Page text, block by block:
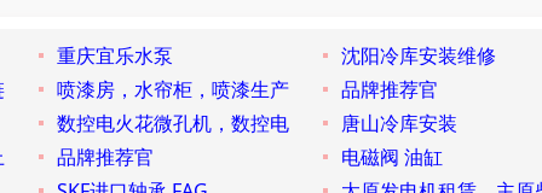
重庆宜乐水泵
沈阳冷库安装维修
喷漆房，水帘柜，喷漆生产
品牌推荐官
数控电火花微孔机，数控电
唐山冷库安装
品牌推荐官
电磁阀 油缸